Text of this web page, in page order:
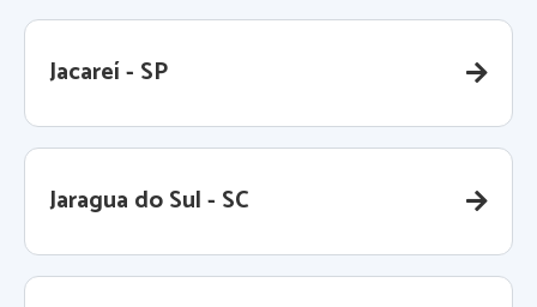
Jacareí - SP
Jaragua do Sul - SC